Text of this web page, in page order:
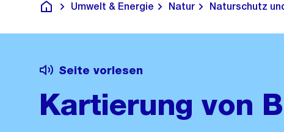
Deutsch
Umwelt & Energie Natur Naturschutz
Seite vorlesen
Kartierung von